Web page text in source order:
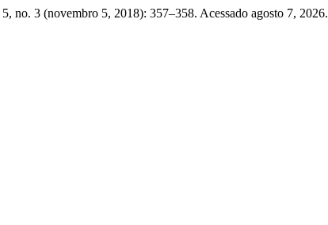
5, no. 3 (novembro 5, 2018): 357–358. Acessado agosto 7, 2026.